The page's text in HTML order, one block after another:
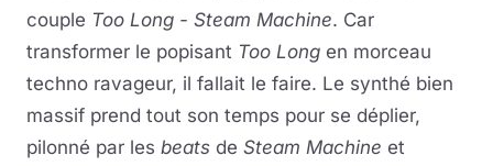
couple Too Long - Steam Machine. Car
transformer le popisant Too Long en morceau
techno ravageur, il fallait le faire. Le synthé bien
massif prend tout son temps pour se déplier,
pilonné par les beats de Steam Machine et